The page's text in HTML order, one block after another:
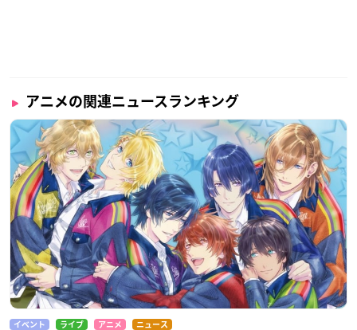
アニメの関連ニュースランキング
イベント ライブ アニメ ニュース